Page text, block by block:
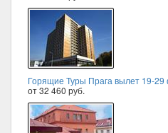
Горящие Туры Прага вылет 19-
от 32 460 руб.